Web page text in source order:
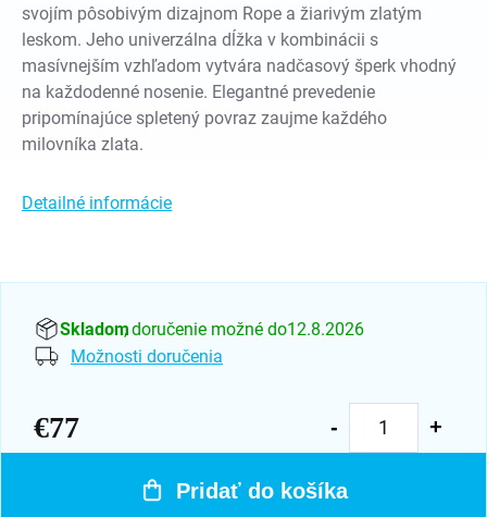
svojím pôsobivým dizajnom Rope a žiarivým zlatým
leskom. Jeho univerzálna dĺžka v kombinácii s
masívnejším vzhľadom vytvára nadčasový šperk vhodný
na každodenné nosenie. Elegantné prevedenie
pripomínajúce spletený povraz zaujme každého
milovníka zlata.
Detailné informácie
Skladom, doručenie možné do12.8.2026
Možnosti doručenia
€77
Jednotková
Pridať do košíka